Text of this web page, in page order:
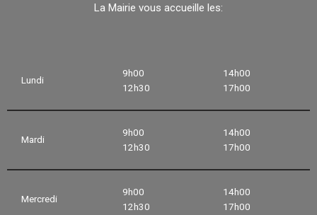
La Mairie vous accueille les:
Lundi
9h00
12h30
14h00
17h00
Mardi
9h00
12h30
14h00
17h00
Mercredi
9h00
12h30
14h00
17h00